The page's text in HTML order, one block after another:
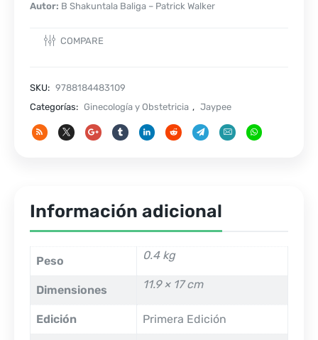
Autor: B Shakuntala Baliga – Patrick Walker
COMPARE
SKU: 9788184483109
Categorías: Ginecología y Obstetricia , Jaypee
Información adicional
Peso 0.4 kg
Dimensiones 11.9 × 17 cm
Edición Primera Edición